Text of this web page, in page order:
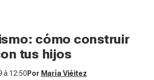
cómo construir
tus hijos
à 12:50 Por María Viéitez